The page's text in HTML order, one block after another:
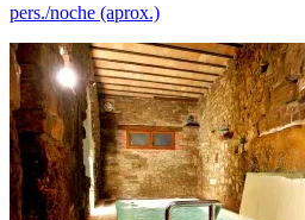
pers./noche (aprox.)